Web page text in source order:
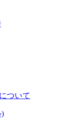
ついて
)